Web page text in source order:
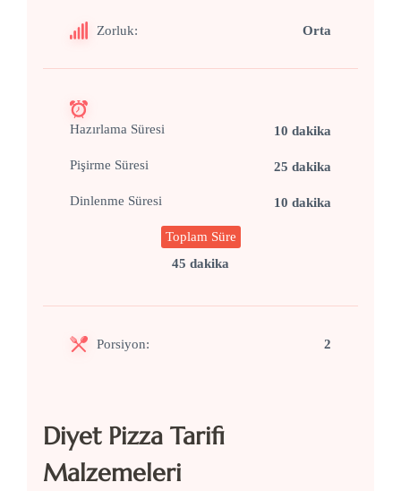
Zorluk: Orta
Hazırlama Süresi 10 dakika
Pişirme Süresi 25 dakika
Dinlenme Süresi 10 dakika
Toplam Süre
45 dakika
Porsiyon: 2
Diyet Pizza Tarifi
Malzemeleri